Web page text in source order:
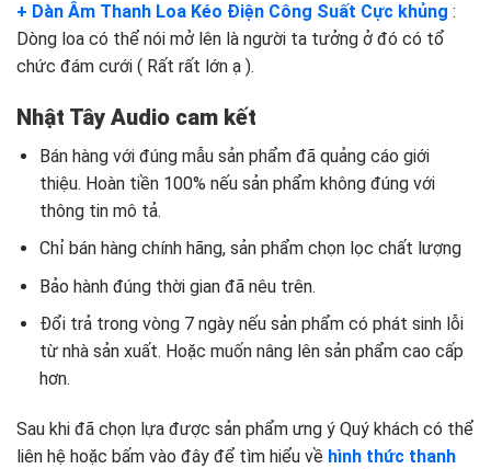
+ Dàn Âm Thanh Loa Kéo Điện Công Suất Cực khủng :
Dòng loa có thể nói mở lên là người ta tưởng ở đó có tổ
chức đám cưới ( Rất rất lớn ạ ).
Nhật Tây Audio cam kết
Bán hàng với đúng mẫu sản phẩm đã quảng cáo giới
thiệu. Hoàn tiền 100% nếu sản phẩm không đúng với
thông tin mô tả.
Chỉ bán hàng chính hãng, sản phẩm chọn lọc chất lượng
Bảo hành đúng thời gian đã nêu trên.
Đổi trả trong vòng 7 ngày nếu sản phẩm có phát sinh lỗi
từ nhà sản xuất. Hoặc muốn nâng lên sản phẩm cao cấp
hơn.
Sau khi đã chọn lựa được sản phẩm ưng ý Quý khách có thể
liên hệ hoặc bấm vào đây để tìm hiểu về hình thức thanh